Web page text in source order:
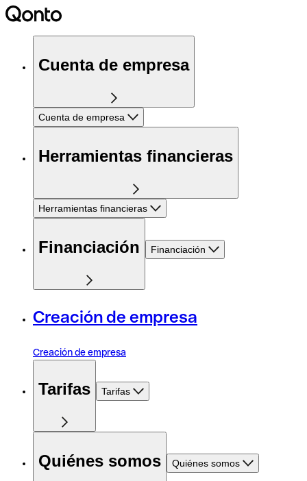
Cuenta de empresa
Cuenta de empresa
Herramientas financieras
Herramientas financieras
Financiación Financiación
Creación de empresa
Creación de empresa
Tarifas Tarifas
Quiénes somos Quiénes somos